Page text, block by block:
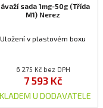
sada 1mg-50g (Třída
M1) Nerez
Uložení v plastovém boxu
6 275 Kč bez DPH
7 593 Kč
U DODAVATELE